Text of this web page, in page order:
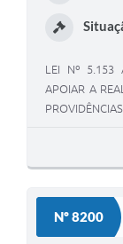
LEI Nº 5.153
APOIAR A
PROVIDÊNCIAS.
Nº 8200